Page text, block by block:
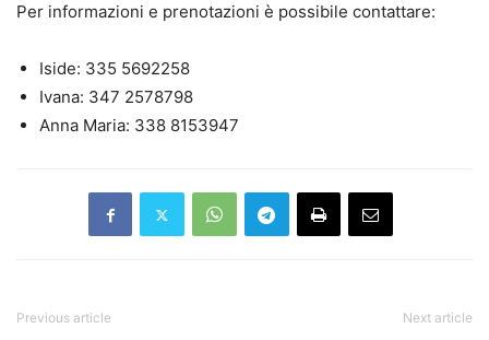
Per informazioni e prenotazioni è possibile contattare:
Iside: 335 5692258
Ivana: 347 2578798
Anna Maria: 338 8153947
Previous article Next article